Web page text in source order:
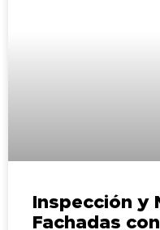
Inspección y
Fachadas